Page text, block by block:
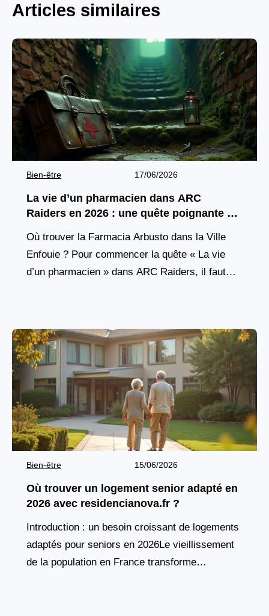
Articles similaires
Bien-être 17/06/2026
La vie d’un pharmacien dans ARC
Raiders en 2026 : une quête poignante à
Où trouver la Farmacia Arbusto dans la Ville
Enfouie ? Pour commencer la quête « La vie
d’un pharmacien » dans ARC Raiders, il faut
Bien-être 15/06/2026
Où trouver un logement senior adapté en
2026 avec residencianova.fr ?
Introduction : un besoin croissant de logements
adaptés pour seniors en 2026Le vieillissement
de la population en France transforme